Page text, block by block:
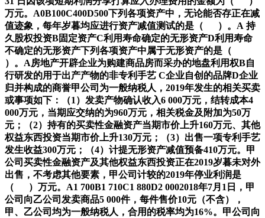
万元。A0B100C400D500下列各项资产中，无论能否存正在减
值迹象，每年岁暮均应进行资产减值测试的是（ ）。A 持
久股权投资B固定资产C利用寿命确定的无形资产D利用寿命
不确定的无形资产下列各项资产中属于无形资产的是（
）。A房地产开辟企业为购建商品房而采办的地盘利用权B自
行研发的用于出产产物的非专利手艺 C企业自创的品牌D企业
归并构成的商誉甲公司为一般纳税人，2019年发生的相关买卖
或事项如下：（1）发卖产物确认收入6 000万元，结转成本4
000万元，当期应交纳的为960万元，相关税金及附加为50万
元；（2）持有的买卖性金融资产当期市价上升160万元、其他
权益东西投资当期市价上升130万元；（3）出售一项专利手艺
发生收益300万元；（4）计提无形资产减值预备410万元。甲
公司买卖性金融资产及其他权益东西投资正在2019岁暮未对外
出售，不考虑其他要素，甲公司计较的2019年停业利润是
（ ）万元。A1 700B1 710C1 880D2 0002018年7月1日，甲
公司向乙公司发卖商品5 000件，每件售价10元（不含），
甲、乙公司均为一般纳税人，合用的税率均为16%。甲公司向